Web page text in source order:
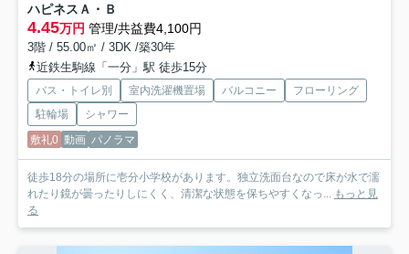
ハピネスＡ・Ｂ
4.45万円 管理/共益費4,100円
3階 / 55.00㎡ / 3DK /築30年
近鉄生駒線「一分」駅 徒歩15分
バス・トイレ別 室内洗濯機置場 バルコニー
フローリング
駐輪場
シャワー
敷礼0 動画 パノラマ
徒歩18分の場所に壱分小学校があります。独立洗面台なので床が水で濡
れたり鏡が曇ったりしにくく、清潔な状態を保ちやすくなっ... もっと見
る